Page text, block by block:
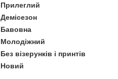
Прилеглий
Демісезон
Бавовна
Молодіжний
Без візерунків і принтів
Новий